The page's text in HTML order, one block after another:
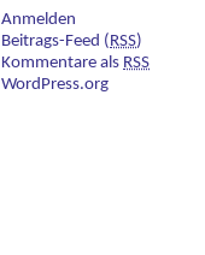
Anmelden
Beitrags-Feed ( RSS)
Kommentare als RSS
WordPress.org